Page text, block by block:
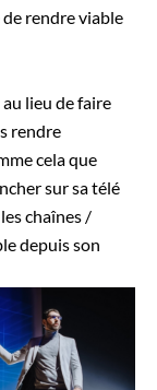
rendre viable
au lieu de faire
rendre
cela que
sur sa télé
chaînes /
depuis son